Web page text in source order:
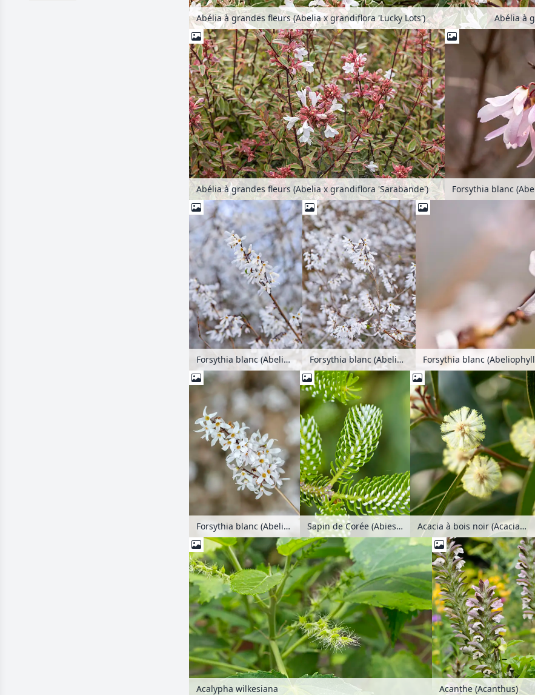
Abélia à grandes fleurs (Abelia x grandiflora 'Lucky Lots') Abélia à
Abélia à grandes fleurs (Abelia x grandiflora 'Sarabande') Forsythia blanc
Forsythia blanc (Abeliophyllum distichum) Forsythia blanc (Abeliophyllum distichum) Forsythia blanc
Forsythia blanc (Abeliophyllum distichum) Sapin de Corée (Abies koreana 'Silberlocke') Acacia à bois noir (Acacia melanoxylon)
Acalypha wilkesiana Acanthe (Acanthus)